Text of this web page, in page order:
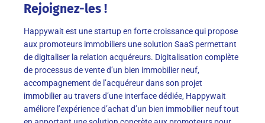
Rejoignez-les !
Happywait est une startup en forte croissance qui propose
aux promoteurs immobiliers une solution SaaS permettant
de digitaliser la relation acquéreurs. Digitalisation complète
de processus de vente d’un bien immobilier neuf,
accompagnement de l’acquéreur dans son projet
immobilier au travers d’une interface dédiée, Happywait
améliore l’expérience d’achat d’un bien immobilier neuf tout